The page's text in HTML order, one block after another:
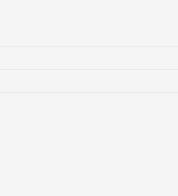
прочность соединения